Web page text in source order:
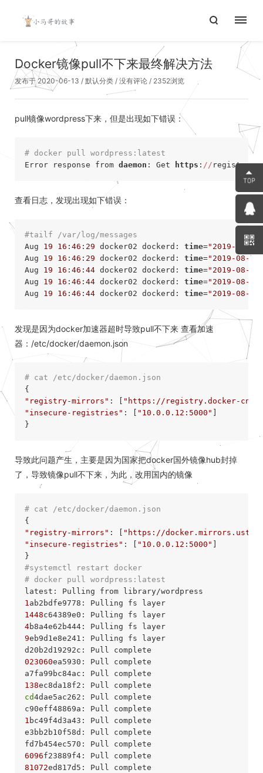
Docker镜像pull不下来最终解决方法
发布于 2020-06-13 / 默认分类 / 没有评论 / 2352浏览
pull镜像wordpress下来，但是出现如下错误：
# docker pull wordpress:latest
Error response from daemon : Get https : // registry-
查看日志，发现出现如下错误：
#tailf /var/log/messages
Aug 19 16 : 46 : 29 docker02 dockerd: time="2019-08-
Aug 19 16 : 46 : 29 docker02 dockerd: time="2019-08-
Aug 19 16 : 46 : 44 docker02 dockerd: time="2019-08-
Aug 19 16 : 46 : 44 docker02 dockerd: time="2019-08-
Aug 19 16 : 46 : 44 docker02 dockerd: time="2019-08-
发现是因为docker加速器超时导致pull不下来 查看加速
器：/etc/docker/daemon.json
# cat /etc/docker/daemon.json
"registry-mirrors" : [
"https://registry.docker-
"insecure-registries" : [ "10.0.0.12:5000"
导致此问题产生，主要是因为国家把docker国外镜像hub封掉
了，导致镜像pull不下来，为此，改用国内的镜像
# cat /etc/docker/daemon.json
"registry-mirrors" : [
"https://
"insecure-registries" : [ "10.0.0.12:5000"
#systemctl restart docker
# docker pull wordpress:latest
1
1448
4
9eb9d1e8e241: Pulling fs layer
023060ea5930: Pull complete
138
cd4dae5ac262: Pull complete
1 bc49f4d3a43: Pull complete
e3bb2b10f58d: Pull complete
6096
81072ed817d5: Pull complete